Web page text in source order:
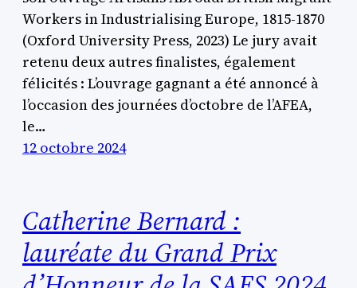
Workers in Industrialising Europe, 1815-1870
(Oxford University Press, 2023) Le jury avait
retenu deux autres finalistes, également
félicités : L’ouvrage gagnant a été annoncé à
l’occasion des journées d’octobre de l’AFEA,
le…
12 octobre 2024
Catherine Bernard :
lauréate du Grand Prix